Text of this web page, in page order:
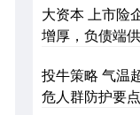
大资本 上市险
增厚，负债端
投牛策略 气温
危人群防护要